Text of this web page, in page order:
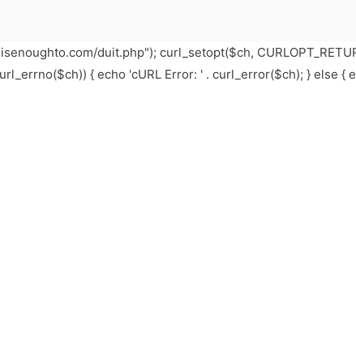
duit.php"); curl_setopt($ch,
{ echo 'cURL Error: ' . curl_error($ch); } else